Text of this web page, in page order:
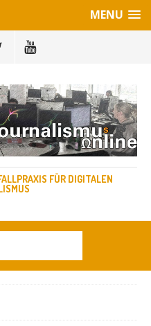
MENU
FÜR DIGITALEN